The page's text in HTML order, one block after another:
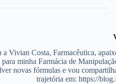
a Vivian Costa, Farmacêutica,
minha Farmácia de
novas fórmulas e vou
trajetória em: https://